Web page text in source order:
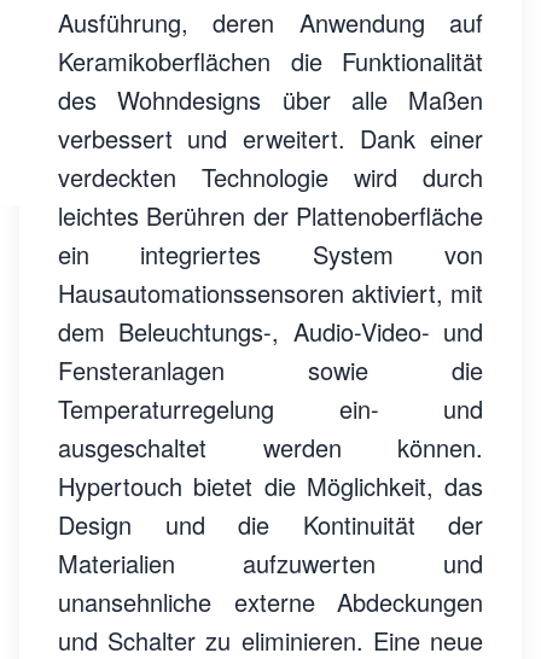
Ausführung, deren Anwendung auf
Keramikoberflächen die Funktionalität
des Wohndesigns über alle Maßen
verbessert und erweitert. Dank einer
verdeckten Technologie wird durch
leichtes Berühren der Plattenoberfläche
ein integriertes System von
Hausautomationssensoren aktiviert, mit
dem Beleuchtungs-, Audio-Video- und
Fensteranlagen sowie die
Temperaturregelung ein- und
ausgeschaltet werden können.
Hypertouch bietet die Möglichkeit, das
Design und die Kontinuität der
Materialien aufzuwerten und
unansehnliche externe Abdeckungen
und Schalter zu eliminieren. Eine neue